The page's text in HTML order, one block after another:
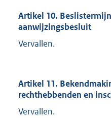
Artikel 10.
aanwijzingsbesluit
Vervallen.
Artikel 11.
rechthebbenden en
Vervallen.